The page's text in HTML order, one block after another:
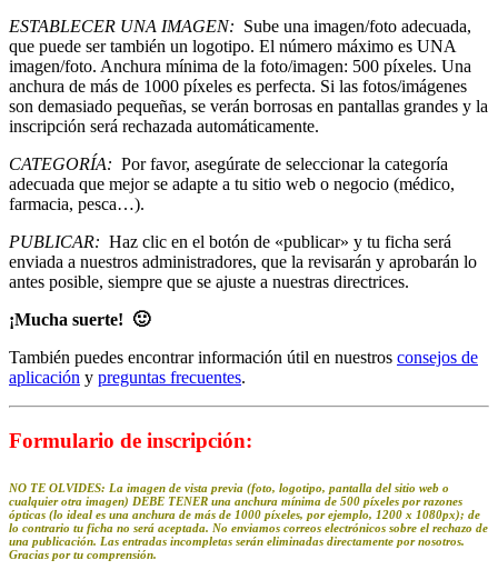
ESTABLECER UNA IMAGEN: Sube una imagen/foto adecuada,
que puede ser también un logotipo. El número máximo es UNA
imagen/foto. Anchura mínima de la foto/imagen: 500 píxeles. Una
anchura de más de 1000 píxeles es perfecta. Si las fotos/imágenes
son demasiado pequeñas, se verán borrosas en pantallas grandes y la
inscripción será rechazada automáticamente.
CATEGORÍA: Por favor, asegúrate de seleccionar la categoría
adecuada que mejor se adapte a tu sitio web o negocio (médico,
farmacia, pesca…).
PUBLICAR: Haz clic en el botón de «publicar» y tu ficha será
enviada a nuestros administradores, que la revisarán y aprobarán lo
antes posible, siempre que se ajuste a nuestras directrices.
¡Mucha suerte! 🙂
También puedes encontrar información útil en nuestros consejos de
aplicación y preguntas frecuentes.
Formulario de inscripción:
NO TE OLVIDES: La imagen de vista previa (foto, logotipo, pantalla del sitio web o
cualquier otra imagen) DEBE TENER una anchura mínima de 500 píxeles por razones
ópticas (lo ideal es una anchura de más de 1000 píxeles, por ejemplo, 1200 x 1080px); de
lo contrario tu ficha no será aceptada. No enviamos correos electrónicos sobre el rechazo de
una publicación. Las entradas incompletas serán eliminadas directamente por nosotros.
Gracias por tu comprensión.